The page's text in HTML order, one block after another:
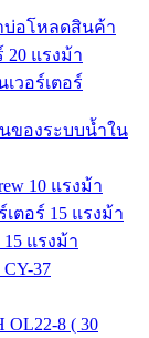
บ่อโหลดสินค้า
20 แรงม้า
วอร์เตอร์
ของระบบน้ำใน
10 แรงม้า
ตอร์ 15 แรงม้า
แรงม้า
37
8 ( 30